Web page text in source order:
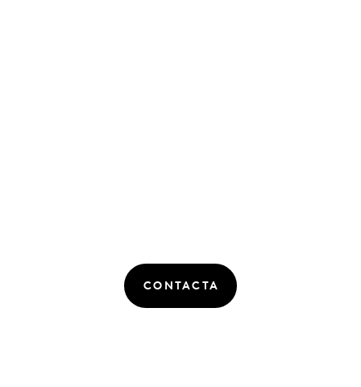
CONTACTA